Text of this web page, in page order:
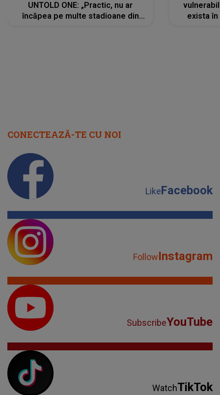
UNTOLD ONE: „Practic, nu ar
încăpea pe multe stadioane din
exista
CONECTEAZĂ-TE CU NOI
LikeFacebook
FollowInstagram
SubscribeYouTube
WatchTikTok